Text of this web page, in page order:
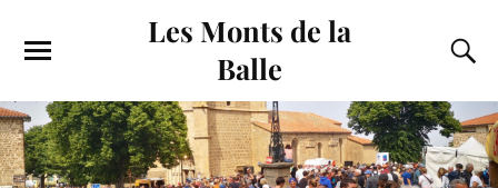
Les Monts de la
Balle